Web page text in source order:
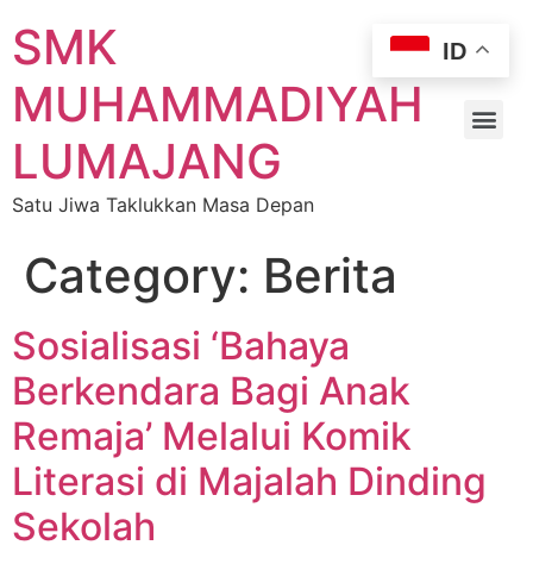
SMK
MUHAMMADIYAH
LUMAJANG
Satu Jiwa Taklukkan Masa Depan
Category: Berita
Sosialisasi ‘Bahaya
Berkendara Bagi Anak
Remaja’ Melalui Komik
Literasi di Majalah Dinding
Sekolah
ID